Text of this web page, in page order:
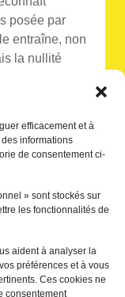
efficacement et à
informations
de consentement ci-
» sont stockés sur
les fonctionnalités de
aident à analyser la
préférences et à vous
Ces cookies ne
consentement
posée par
entraîne, non
la nullité
ses
dans un